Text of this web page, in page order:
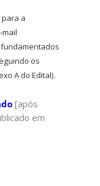
a
os
A do Edital).
[após
em